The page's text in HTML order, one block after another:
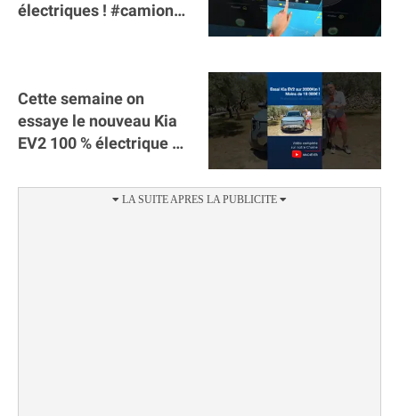
électriques ! #camion
Cette semaine on
essaye le nouveau Kia
EV2 100 % électrique ⚡️!
autonomie.